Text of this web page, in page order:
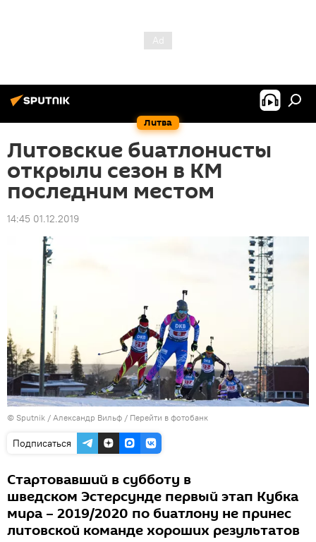
Литва
Литовские биатлонисты
открыли сезон в КМ
последним местом
14:45 01.12.2019
© Sputnik / Александр Вильф / Перейти в фотобанк
Подписаться
Стартовавший в субботу в
шведском Эстерсунде первый этап Кубка
мира – 2019/2020 по биатлону не принес
литовской команде хороших результатов